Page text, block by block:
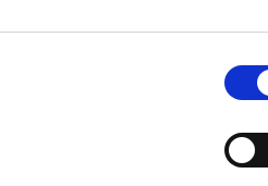
in 2022 tot 16.677. Dat waren
ook een nieuw record. Dat
naar kraamzorg blijft stijgen. Een
gezinnen met een pasgeboren